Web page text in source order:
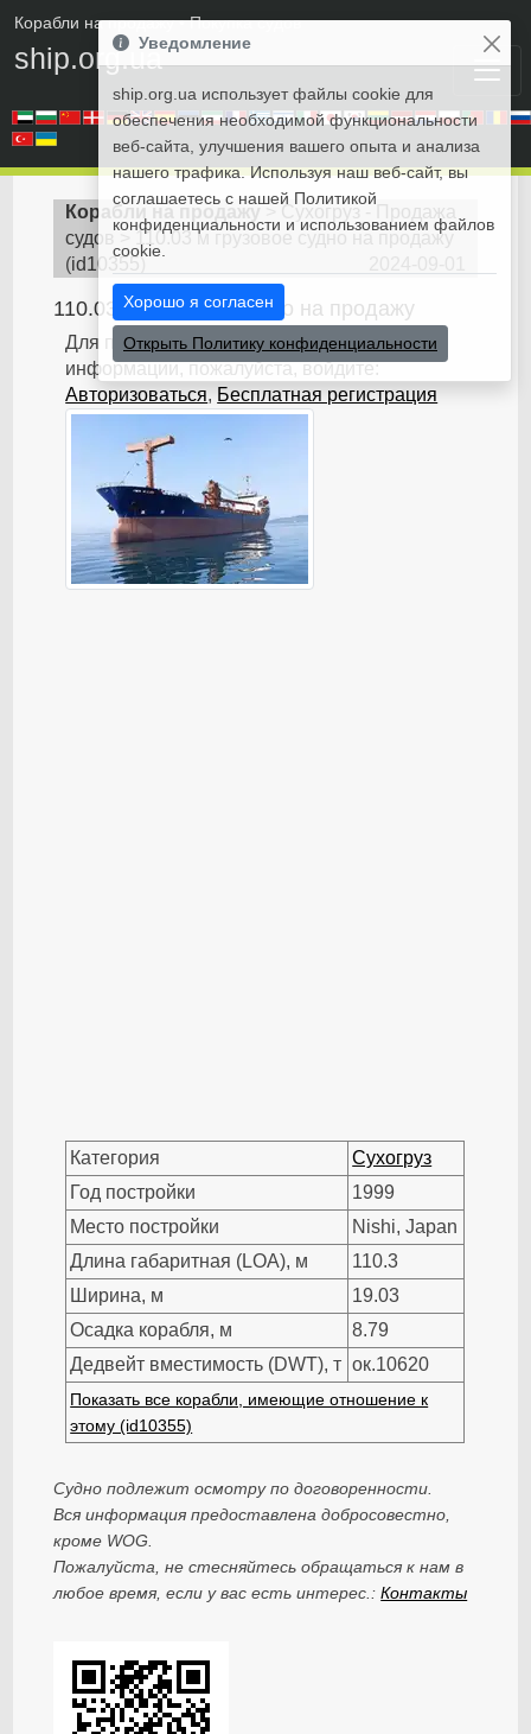
Корабли на продажу• Покупка судов
ship.org.ua
Корабли на продажу
Сухогруз - Продажа
судов
110.03 м грузовое судно на продажу
(id10355
110.03 м грузовое судно на продажу
Для получения дополнительной
информации, пожалуйста, войдите:
Авторизоваться, Бесплатная регистрация
Категория
Сухогруз
Год постройки
1999
Место постройки
Nishi, Japan
Длина габаритная (LOA), м
110.3
Ширина, м
19.03
Осадка корабля, м
8.79
Дедвейт вместимость (DWT), т ок.10620
Показать все корабли, имеющие отношение к
этому (id10355)
Судно подлежит осмотру по договоренности.
Вся информация предоставлена добросовестно,
кроме WOG.
Пожалуйста, не стесняйтесь обращаться к нам в
любое время, если у вас есть интерес.:Контакты
Уведомление
ship.org.ua использует файлы cookie для
обеспечения необходимой функциональности
веб-сайта, улучшения вашего опыта и анализа
нашего трафика. Используя наш веб-сайт, вы
соглашаетесь с нашей Политикой
конфиденциальности и использованием файлов
cookie.
Хорошо я согласен
Открыть Политику конфиденциальности